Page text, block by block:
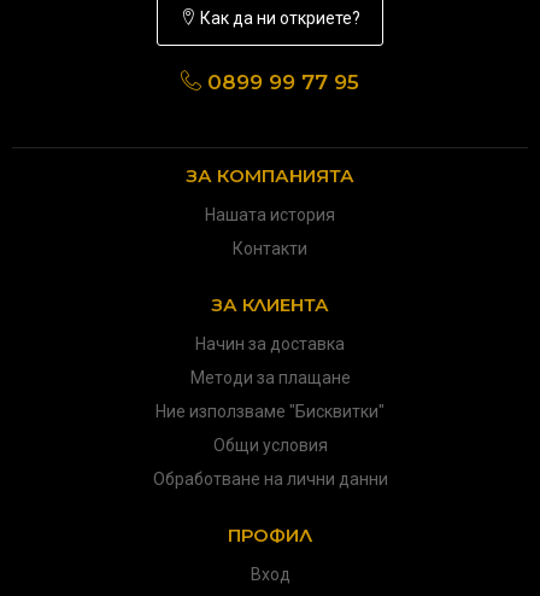
Как да ни откриете?
0899 99 77 95
ЗА КОМПАНИЯТА
Нашата история
Контакти
ЗА КЛИЕНТА
Начин за доставка
Методи за плащане
Ние използваме "Бисквитки"
Общи условия
Обработване на лични данни
ПРОФИЛ
Вход